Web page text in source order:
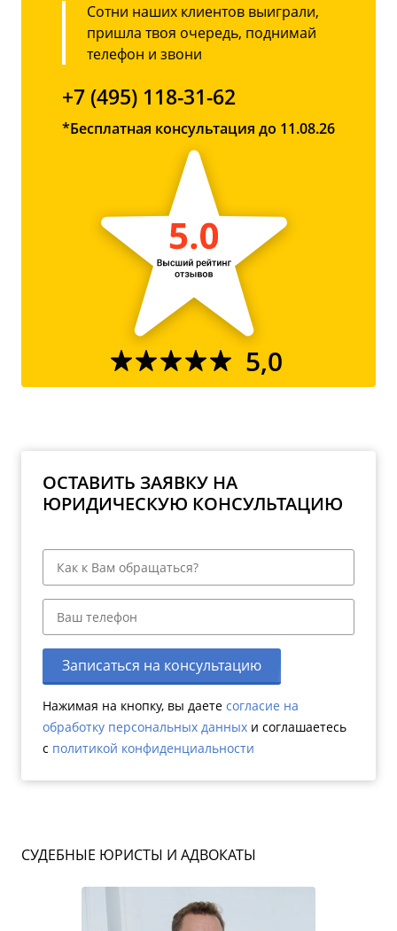
Сотни наших клиентов выиграли,
пришла твоя очередь, поднимай
телефон и звони
+7 (495) 118-31-62
*Бесплатная консультация до 11.08.26
5,0
ОСТАВИТЬ ЗАЯВКУ НА
ЮРИДИЧЕСКУЮ КОНСУЛЬТАЦИЮ
Записаться на консультацию
Нажимая на кнопку, вы даете согласие на
обработку персональных данных и соглашаетесь
c политикой конфиденциальности
СУДЕБНЫЕ ЮРИСТЫ И АДВОКАТЫ